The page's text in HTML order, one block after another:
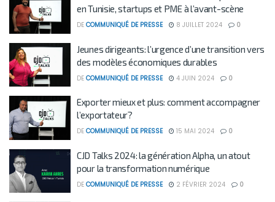
en Tunisie, startups et PME à l’avant-scène
DE COMMUNIQUÉ DE PRESSE 8 JUILLET 2024 0
Jeunes dirigeants: l’urgence d’une transition vers
des modèles économiques durables
DE COMMUNIQUÉ DE PRESSE 4 JUIN 2024 0
Exporter mieux et plus: comment accompagner
l’exportateur?
DE COMMUNIQUÉ DE PRESSE 15 MAI 2024 0
CJD Talks 2024: la génération Alpha, un atout
pour la transformation numérique
DE COMMUNIQUÉ DE PRESSE 2 FÉVRIER 2024 0